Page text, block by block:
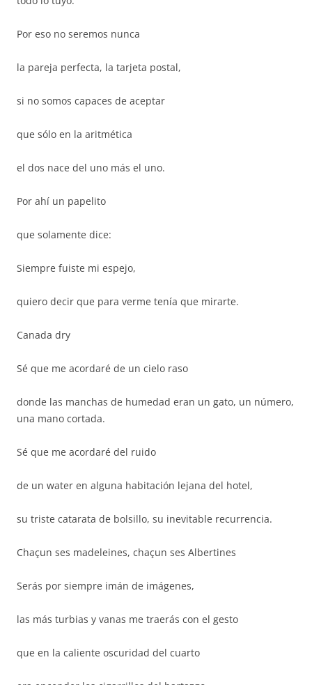
Por eso no seremos nunca
la pareja perfecta, la tarjeta postal,
si no somos capaces de aceptar
que sólo en la aritmética
el dos nace del uno más el uno.
Por ahí un papelito
que solamente dice:
Siempre fuiste mi espejo,
quiero decir que para verme tenía que mirarte.
Canada dry
Sé que me acordaré de un cielo raso
donde las manchas de humedad eran un gato, un número,
una mano cortada.
Sé que me acordaré del ruido
de un water en alguna habitación lejana del hotel,
su triste catarata de bolsillo, su inevitable recurrencia.
Chaçun ses madeleines, chaçun ses Albertines
Serás por siempre imán de imágenes,
las más turbias y vanas me traerás con el gesto
que en la caliente oscuridad del cuarto